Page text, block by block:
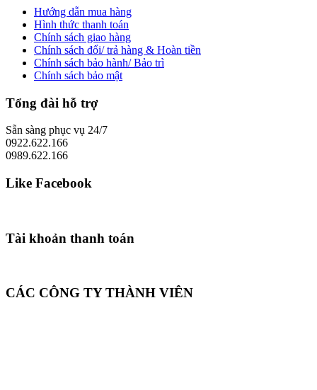
Hướng dẫn mua hàng
Hình thức thanh toán
Chính sách giao hàng
Chính sách đổi/ trả hàng & Hoàn tiền
Chính sách bảo hành/ Bảo trì
Chính sách bảo mật
Tổng đài hỗ trợ
Sẵn sàng phục vụ 24/7
0922.622.166
0989.622.166
Like Facebook
Tài khoản thanh toán
CÁC CÔNG TY THÀNH VIÊN